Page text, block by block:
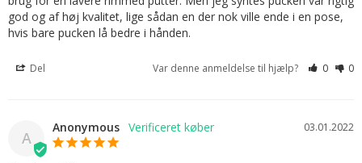
god og af høj kvalitet, lige sådan en der nok ville ende i en pose,
hvis bare pucken lå bedre i hånden.
Del Var denne anmeldelse til hjælp? 0 0
A
03.01.2022
Anonymous